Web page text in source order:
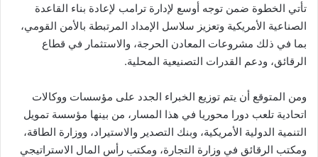
تأتي الخطوة ضمن توجه أوسع لإدارة ترامب لإعادة بناء القاعدة
الصناعية الأمريكية وتعزيز سلاسل الإمداد المرتبطة بالأمن القومي،
بما في ذلك مشروعات المعادن الحرجة، والاستثمار في قطاع
الرقائق، ودعم القدرات التصنيعية المحلية.
ومن المتوقع أن يتم توزيع الخبراء الجدد على مؤسسات ووكالات
اتحادية تلعب دورا محوريا في هذا المسار، من بينها مؤسسة تمويل
التنمية الدولية الأمريكية، وبنك التصدير والاستيراد، ووزارة الطاقة،
ومكتب الرقائق في وزارة التجارة، ومكتب رأس المال الاستراتيجي